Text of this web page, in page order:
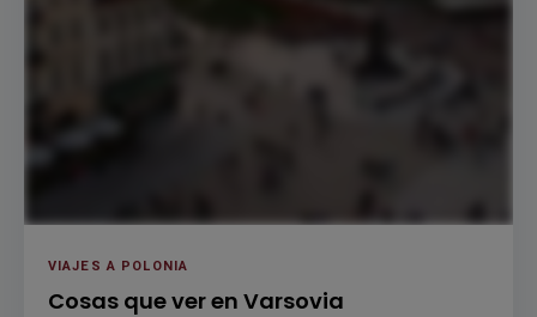
VIAJES A POLONIA
Cosas que ver en Varsovia